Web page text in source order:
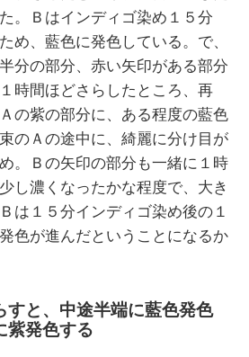
。Ｂはインディゴ染め１５分
め、藍色に発色している。で、
分の部分、赤い矢印がある部分
時間ほどさらしたところ、再
の紫の部分に、ある程度の藍色
のＡの途中に、綺麗に分け目が
。Ｂの矢印の部分も一緒に１時
し濃くなったかな程度で、大き
は１５分インディゴ染め後の１
色が進んだということになるか
すと、中途半端に藍色発色
紫発色する